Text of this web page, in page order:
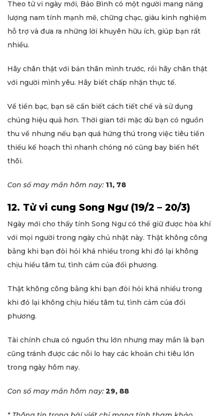
Theo tử vi ngày mới, Bảo Bình có một người mang năng
lượng nam tính mạnh mẽ, chững chạc, giàu kinh nghiệm
hỗ trợ và đưa ra những lời khuyên hữu ích, giúp bạn rất
nhiều.
Hãy chân thật với bản thân mình trước, rồi hãy chân thật
với người mình yêu. Hãy biết chấp nhận thực tế.
Về tiền bạc, bạn sẽ cần biết cách tiết chế và sử dụng
chúng hiệu quả hơn. Thời gian tới mặc dù bạn có nguồn
thu về nhưng nếu bạn quá hứng thú trong việc tiêu tiền
thiếu kế hoạch thì nhanh chóng nó cũng bay biến hết
thôi.
Con số may mắn hôm nay: 11, 78
12. Tử vi cung Song Ngư (19/2 – 20/3)
Ngày mới cho thấy tính Song Ngư có thể giữ được hòa khí
với mọi người trong ngày chủ nhật này. Thật không công
bằng khi bạn đòi hỏi khá nhiều trong khi đó lại không
chịu hiểu tâm tư, tình cảm của đối phương.
Thật không công bằng khi bạn đòi hỏi khá nhiều trong
khi đó lại không chịu hiểu tâm tư, tình cảm của đối
phương.
Tài chính chưa có nguồn thu lớn nhưng may mắn là bạn
cũng tránh được các nỗi lo hay các khoản chi tiêu lớn
trong ngày hôm nay.
Con số may mắn hôm nay: 29, 88